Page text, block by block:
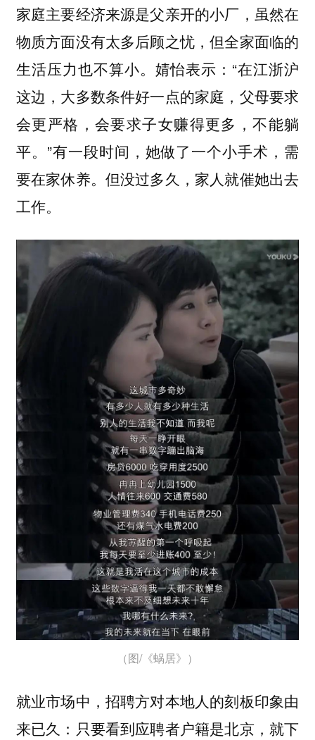
家庭主要经济来源是父亲开的小厂，虽然在
物质方面没有太多后顾之忧，但全家面临的
生活压力也不算小。婧怡表示：“在江浙沪
这边，大多数条件好一点的家庭，父母要求
会更严格，会要求子女赚得更多，不能躺
平。”有一段时间，她做了一个小手术，需
要在家休养。但没过多久，家人就催她出去
工作。
（图/《蜗居》）
就业市场中，招聘方对本地人的刻板印象由
来已久：只要看到应聘者户籍是北京，就下